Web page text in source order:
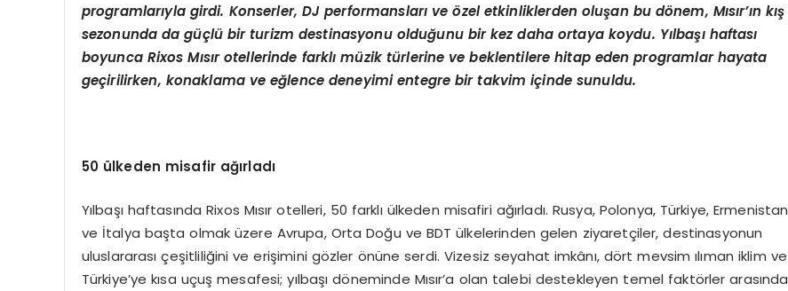
programlarıyla girdi. Konserler, DJ performansları veözel etkinliklerden oluşan bu dönem, Mısır’ın kış
sezonunda da güçlü bir turizm destinasyonu olduğunu bir kez daha ortaya koydu. Yılbaşı haftası
boyunca Rixos Mısır otellerinde farklı müzik türlerine ve beklentilere hitap eden programlar hayata
geçirilirken, konaklama ve eğlence deneyimi entegre bir takvim içinde sunuldu.
50 ülkeden misafir ağırladı
Yılbaşı haftasında Rixos Mısır otelleri, 50 farklı ülkeden misafiri ağırladı. Rusya, Polonya, Türkiye, Ermenistan
ve İtalya başta olmak üzere Avrupa, Orta Doğu ve BDT ülkelerinden gelen ziyaretçiler, destinasyonun
uluslararası çeşitliliğini ve erişimini gözler önüne serdi. Vizesiz seyahat imkânı, dört mevsim ılıman iklim ve
Türkiye’ye kısa uçuş mesafesi; yılbaşı döneminde Mısır’a olan talebi destekleyen temel faktörler arasında